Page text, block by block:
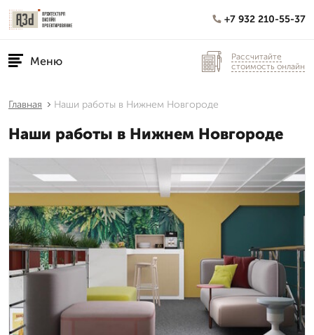
+7 932 210-55-37
Меню
Рассчитайте
стоимость онлайн
Главная Наши работы в Нижнем Новгороде
Наши работы в Нижнем Новгороде